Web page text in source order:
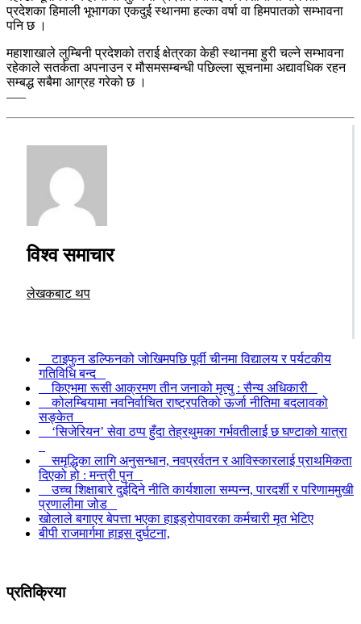
प्रदेशका हिमाली भूभागका एकदुई स्थानमा हल्का वर्षा वा हिमपातको सम्भावना
पनि छ ।
महाशाखाले लुम्बिनी प्रदेशको तराई क्षेत्रका केही स्थानमा हुरी चल्ने सम्भावना
रहेकाले सतर्कता अपनाउन र मौसमसम्बन्धी पछिल्ला सूचनामा अद्यावधिक रहन
सम्बद्ध सबैमा आग्रह गरेको छ ।
–––
विश्व समाचार
लेखकबाट थप
टाइफुन डल्फिनको जोखिमपछि पूर्वी चीनमा विद्यालय र पर्यटकीय
गतिविधि बन्द
किएभमा रूसी आक्रमण तीन जनाको मृत्यु : सैन्य अधिकारी
कोलम्बियामा नवनिर्वाचित राष्ट्रपतिको ऊर्जा नीतिमा बदलावको
सङ्केत
‘सिजेरियन’ सेवा ठप्प हुँदा तेह्रथुमका गर्भवतीलाई छ घण्टाको यात्रा
समृद्धिका लागि अनुसन्धान, नवप्रर्वतन र आविस्कारलाई प्राथमिकता
दिएको हो : मन्त्री पुन
उच्च शिक्षाबारे दुईदिने नीति कार्यशाला सम्पन्न, पारदर्शी र परिणाममुखी
प्रणालीमा जोड
खोलाले बगाएर बेपत्ता भएका हाइड्रोपावरका कर्मचारी मृत भेटिए
बीपी राजमार्गमा हाइस दुर्घटना,
प्रतिक्रिया